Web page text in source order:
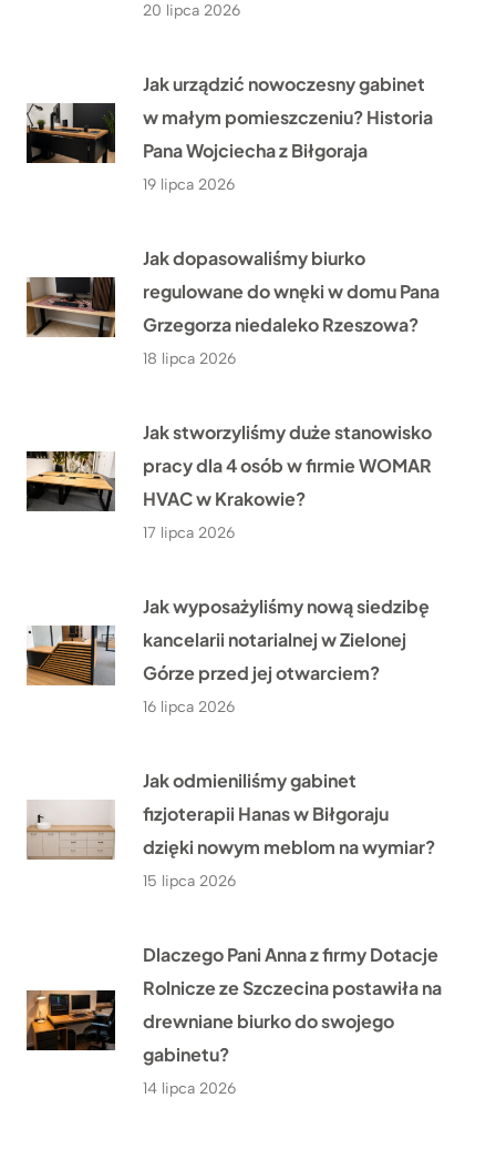
20 lipca 2026
Jak urządzić nowoczesny gabinet
w małym pomieszczeniu? Historia
Pana Wojciecha z Biłgoraja
19 lipca 2026
Jak dopasowaliśmy biurko
regulowane do wnęki w domu Pana
Grzegorza niedaleko Rzeszowa?
18 lipca 2026
Jak stworzyliśmy duże stanowisko
pracy dla 4 osób w firmie WOMAR
HVAC w Krakowie?
17 lipca 2026
Jak wyposażyliśmy nową siedzibę
kancelarii notarialnej w Zielonej
Górze przed jej otwarciem?
16 lipca 2026
Jak odmieniliśmy gabinet
fizjoterapii Hanas w Biłgoraju
dzięki nowym meblom na wymiar?
15 lipca 2026
Dlaczego Pani Anna z firmy Dotacje
Rolnicze ze Szczecina postawiła na
drewniane biurko do swojego
gabinetu?
14 lipca 2026